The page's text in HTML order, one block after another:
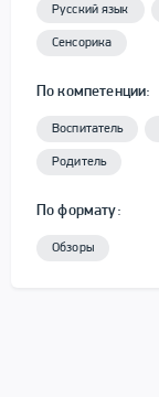
Русский язык
Сенсорика
По компетенции:
Воспитатель
Родитель
По формату:
Обзоры